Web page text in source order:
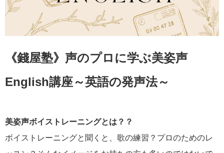
《錢屋塾》声のプロに学ぶ美姿声
English講座～英語の発声法～
美姿声ボイストレーニングとは？？
ボイストレーニングと聞くと、歌の練習？プロのためのレ